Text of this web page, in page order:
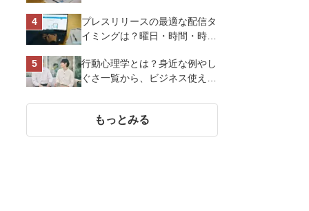
プレスリリースの最適な配信タ
イミングは？曜日・時間・時期
化させよう
行動心理学とは？身近な例やし
ぐさ一覧から、ビジネス使える
もっとみる